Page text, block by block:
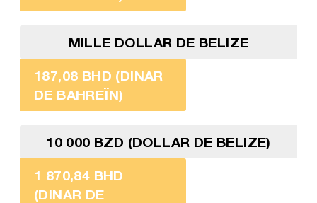
MILLE DOLLAR DE BELIZE
187,08 BHD (DINAR
DE BAHREÏN)
10 000 BZD (DOLLAR DE BELIZE)
1 870,84 BHD
(DINAR DE